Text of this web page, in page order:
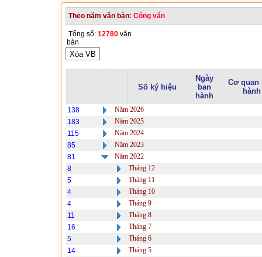
Theo năm văn bản: Công văn
Tổng số: 12780 văn
bản
Số ký hiệu
Ngày
ban
hành
Cơ quan
hành
138
Năm 2026
183
Năm 2025
115
Năm 2024
85
Năm 2023
81
Năm 2022
8
Tháng 12
5
Tháng 11
4
Tháng 10
4
Tháng 9
11
Tháng 8
16
Tháng 7
5
Tháng 6
14
Tháng 5